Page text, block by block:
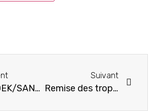
La SADEK/SANKURU célèbre le mois des droits des femmes par plusieurs réunions de sensibilisation pour le développement économique du Grand Kasaï
Suivant
Remise des trophées des Prix Fikiri Awards à Lubumbashi à travers le Centre d’Innovation de Lubumbashi, CINOLU, et ses partenaires